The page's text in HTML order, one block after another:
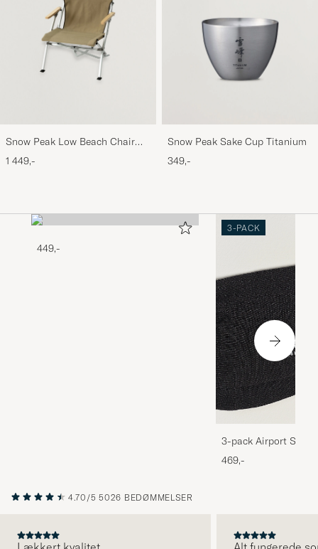
Snow Peak Low Beach Chair
Khaki
1 449,-
Snow Peak Sake Cup Titanium
349,-
449,-
3-PACK
3-pack Airport
Melange
469,-
4.70/5 5026 BEDØMMELSER